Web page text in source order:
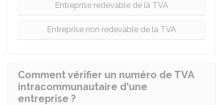
Entreprise redevable de la TVA
Entreprise non redevable de la TVA
Comment vérifier un numéro de TVA
intracommunautaire d'une
entreprise ?